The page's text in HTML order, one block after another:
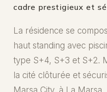
cadre prestigieux et
La résidence se
haut standing avec
type S+4, S+3 et S+2.
la cité clôturée et
Marsa City, à La Marsa.